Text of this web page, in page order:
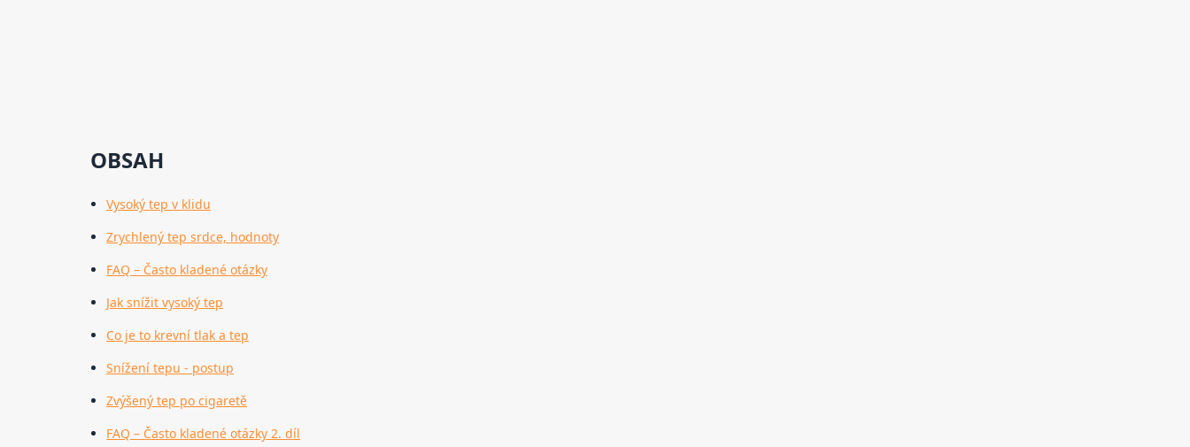
OBSAH
Vysoký tep v klidu
Zrychlený tep srdce, hodnoty
FAQ – Často kladené otázky
Jak snížit vysoký tep
Co je to krevní tlak a tep
Snížení tepu - postup
Zvýšený tep po cigaretě
FAQ – Často kladené otázky 2. díl